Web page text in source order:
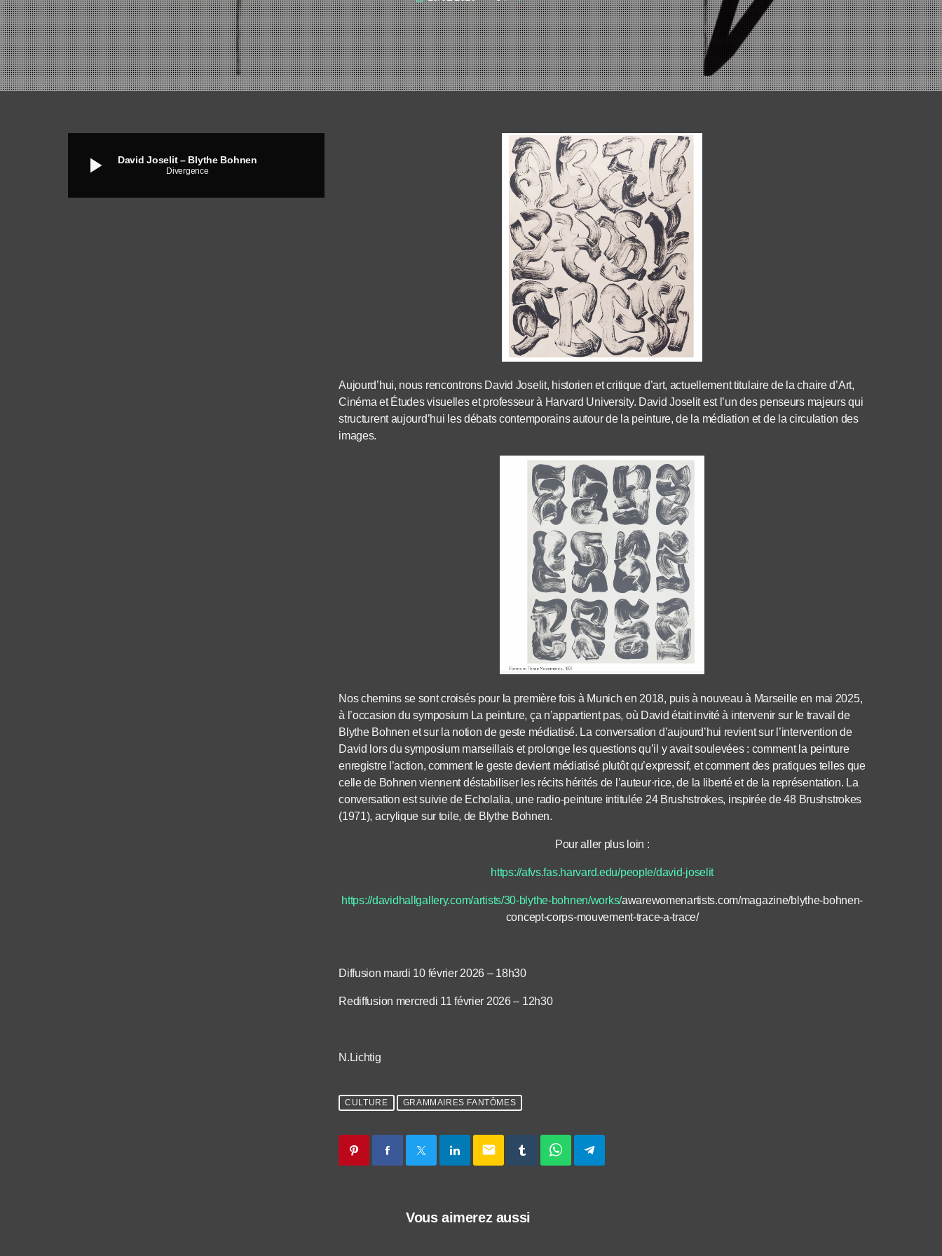
play_arrow David Joselit – Blythe Bohnen
Divergence
Aujourd’hui, nous rencontrons David Joselit, historien et critique d’art, actuellement titulaire de la chaire d’Art,
Cinéma et Études visuelles et professeur à Harvard University. David Joselit est l’un des penseurs majeurs qui
structurent aujourd’hui les débats contemporains autour de la peinture, de la médiation et de la circulation des
images.
Nos chemins se sont croisés pour la première fois à Munich en 2018, puis à nouveau à Marseille en mai 2025,
à l’occasion du symposium La peinture, ça n’appartient pas, où David était invité à intervenir sur le travail de
Blythe Bohnen et sur la notion de geste médiatisé. La conversation d’aujourd’hui revient sur l’intervention de
David lors du symposium marseillais et prolonge les questions qu’il y avait soulevées : comment la peinture
enregistre l’action, comment le geste devient médiatisé plutôt qu’expressif, et comment des pratiques telles que
celle de Bohnen viennent déstabiliser les récits hérités de l’auteur·rice, de la liberté et de la représentation. La
conversation est suivie de Echolalia, une radio-peinture intitulée 24 Brushstrokes, inspirée de 48 Brushstrokes
(1971), acrylique sur toile, de Blythe Bohnen.
Pour aller plus loin :
https://afvs.fas.harvard.edu/people/david-joselit
https://davidhallgallery.com/artists/30-blythe-bohnen/works/awarewomenartists.com/magazine/blythe-bohnen-
concept-corps-mouvement-trace-a-trace/
Diffusion mardi 10 février 2026 – 18h30
Rediffusion mercredi 11 février 2026 – 12h30
N.Lichtig
CULTURE GRAMMAIRES FANTÔMES
email
Vous aimerez aussi